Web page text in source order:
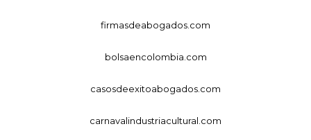
firmasdeabogados.com
bolsaencolombia.com
casosdeexitoabogados.com
carnavalindustriacultural.com